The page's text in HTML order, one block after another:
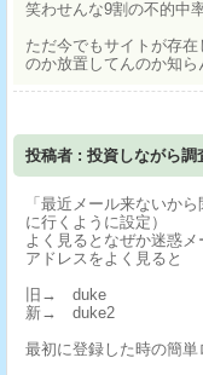
笑わせんな9割の不的中
ただ今でもサイトが存
のか放置してんのか知
投稿者 : 投資しながら調
「最近メール来ないか
に行くように設定）
よく見るとなぜか迷惑
アドレスをよく見ると
旧→ duke
新→ duke2
最初に登録した時の簡単